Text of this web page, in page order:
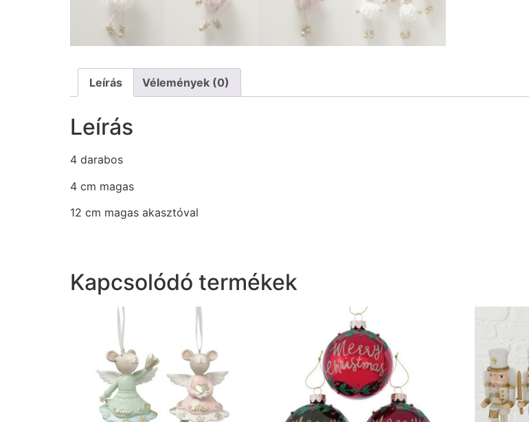
Leírás Vélemények (0)
Leírás
4 darabos
4 cm magas
12 cm magas akasztóval
Kapcsolódó termékek